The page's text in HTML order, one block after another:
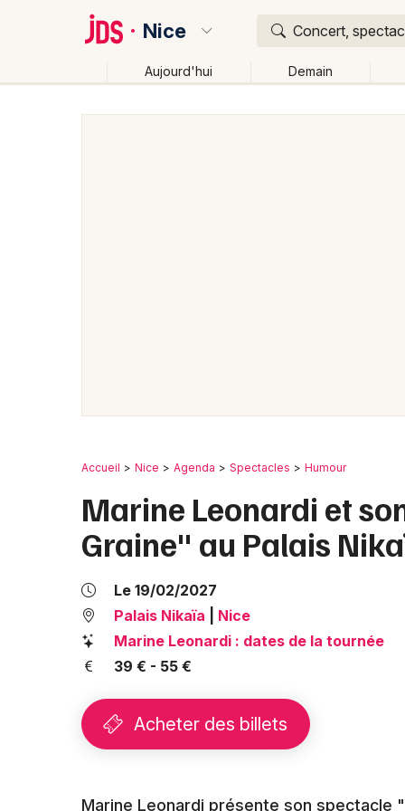
Nice Concert,
Aujourd'hui Demain
Accueil Nice Agenda Spectacles Humour
Marine Leonardi et
Graine" au Palais
Le 19/02/2027
Palais Nikaïa
Nice
Marine Leonardi : dates de la tournée
39 € - 55 €
Acheter des billets
Marine Leonardi présente son spectacle